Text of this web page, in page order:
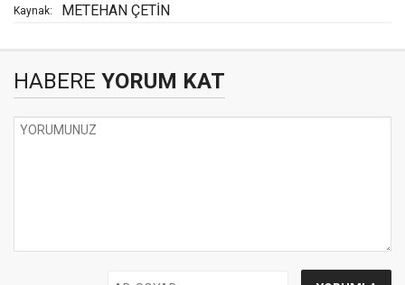
Kaynak: METEHAN ÇETİN
HABERE YORUM KAT